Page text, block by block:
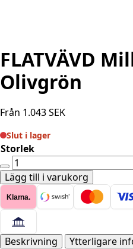
FLATVÄVD
Olivgrön
Från 1.043SEK
Slut i lager
Storlek
FLATVÄVD
Millau
Matta
Olivgrön
mängd
Lägg till i varukorg
Klarna.
Beskrivning Ytterligare